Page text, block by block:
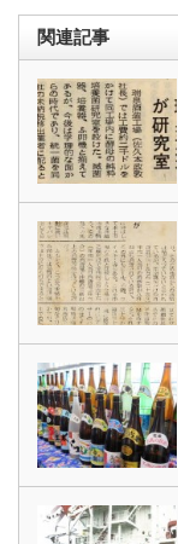
関連記事